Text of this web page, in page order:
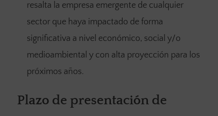
resalta la empresa emergente de cualquier
sector que haya impactado de forma
significativa a nivel económico, social y/o
medioambiental y con alta proyección para los
próximos años.
Plazo de presentación de